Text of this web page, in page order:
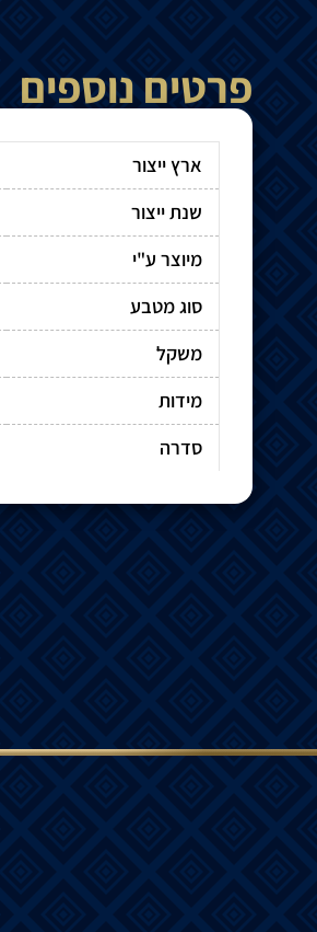
פרטים נוספים
ארץ ייצור
שנת ייצור
מיוצר ע"י
סוג מטבע
משקל
מידות
סדרה